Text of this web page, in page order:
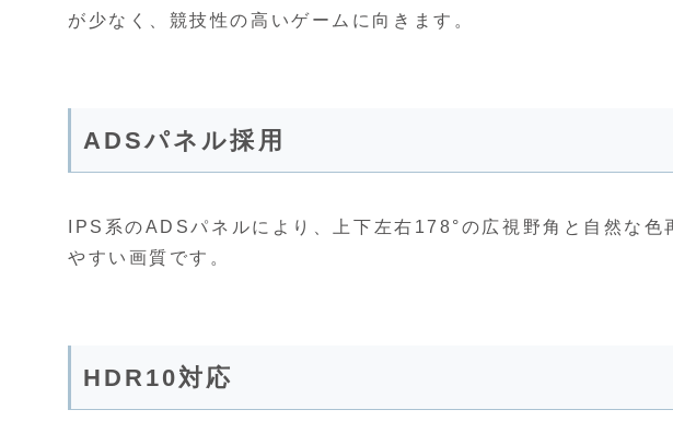
が少なく、競技性の高いゲームに向きます。
ADSパネル採用
IPS系のADSパネルにより、上下左右178°の広視野角と自然な
やすい画質です。
HDR10対応